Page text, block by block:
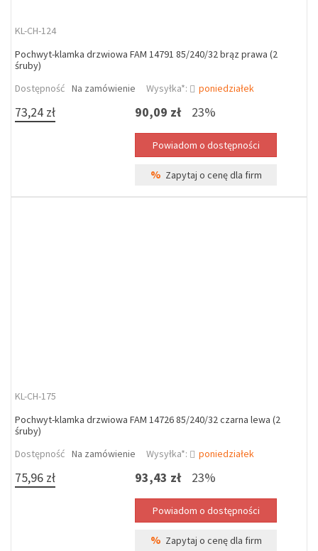
KL-CH-124
Pochwyt-klamka drzwiowa FAM 14791 85/240/32 brąz prawa (2
śruby)
Dostępność Na zamówienie Wysyłka*: poniedziałek
73,24 zł 90,09 zł 23%
% Zapytaj o cenę dla firm
KL-CH-175
Pochwyt-klamka drzwiowa FAM 14726 85/240/32 czarna lewa (2
śruby)
Dostępność Na zamówienie Wysyłka*: poniedziałek
75,96 zł 93,43 zł 23%
% Zapytaj o cenę dla firm